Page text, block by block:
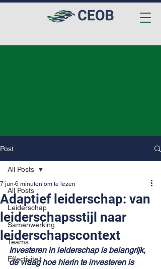
Post
All Posts
Leiderschap
Samenwerking
Teams
Effectiviteit
All Posts
Adaptief leiderschap: van
leiderschapsstijl naar
leiderschapscontext
7 jun 6 minuten om te lezen
Investeren in leiderschap is belangrijk,
de vraag hoe hierin te investeren is